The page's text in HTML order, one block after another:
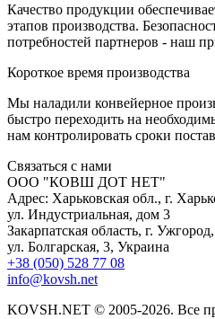
Качество продукции
этапов производства.
потребностей партнеров - наш
Короткое время производства
Мы наладили конвейерное
быстро переходить на
нам контролировать сроки
Связаться с нами
ООО "КОВШ ДОТ НЕТ"
Адрес: Харьковская обл., г.
ул. Индустриальная, дом 3
Закарпатская область, г. Ужгород,
ул. Болгарская, 3, Украина
+38 (050) 528 77 08
info@kovsh.net
KOVSH.NET © 2005-2026. Все